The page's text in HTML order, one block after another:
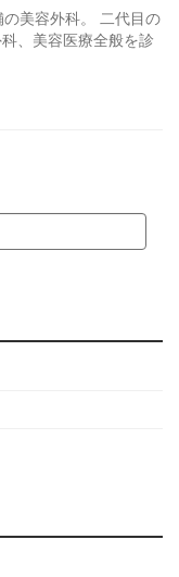
美容外科。 二代目の
、美容医療全般を診